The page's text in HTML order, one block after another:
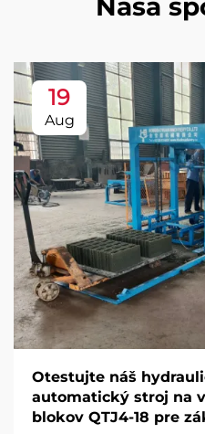
Naša
19
Aug
Otestujte náš
automatický stroj na
blokov QTJ4-18 pre